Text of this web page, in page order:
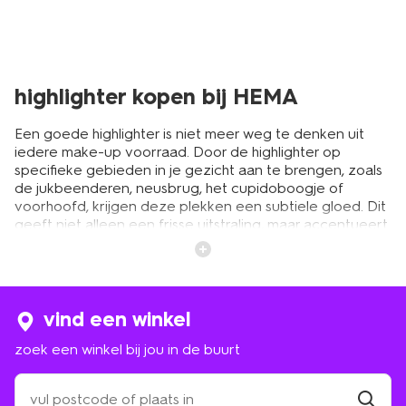
highlighter kopen bij HEMA
Een goede highlighter is niet meer weg te denken uit
iedere make-up voorraad. Door de highlighter op
specifieke gebieden in je gezicht aan te brengen, zoals
de jukbeenderen, neusbrug, het cupidoboogje of
voorhoofd, krijgen deze plekken een subtiele gloed. Dit
geeft niet alleen een frisse uitstraling, maar accentueert
ook de gebieden van je gezicht waar je de nadruk op
wilt leggen. Zo zorg je met een kleine toevoeging
verschillende highlighters, zodat je gegarandeerd een
passend exemplaar vindt.
liquid-, cream- en
vind een winkel
zoek een winkel bij jou in de buurt
zoek
een